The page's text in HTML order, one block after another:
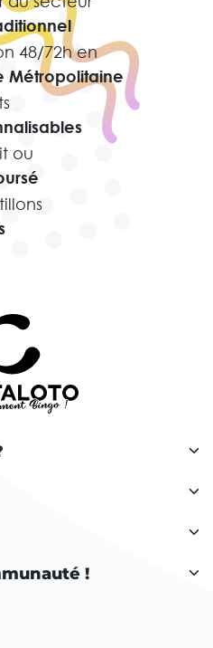
48/72h en
Métropolitaine
ou
!